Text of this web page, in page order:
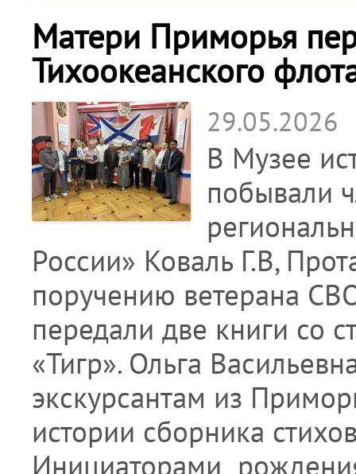
Матери Приморья
Тихоокеанского
29.05.2026
В Музее
побывали
России» Коваль Г.В,
поручению ветерана
передали две книги со
«Тигр». Ольга
экскурсантам из
истории сборника
Инициаторами